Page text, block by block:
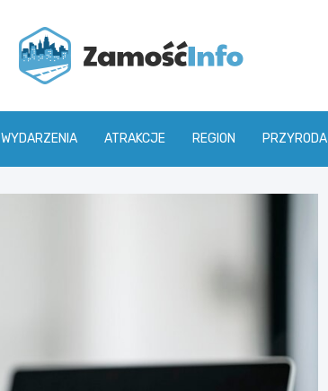
WYDARZENIA ATRAKCJE REGION PRZYRODA